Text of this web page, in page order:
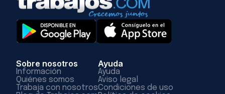
Sobre nosotros
Información
Quiénes somos
Trabaja con nosotros
Ayuda
Ayuda
Aviso legal
Condiciones de uso